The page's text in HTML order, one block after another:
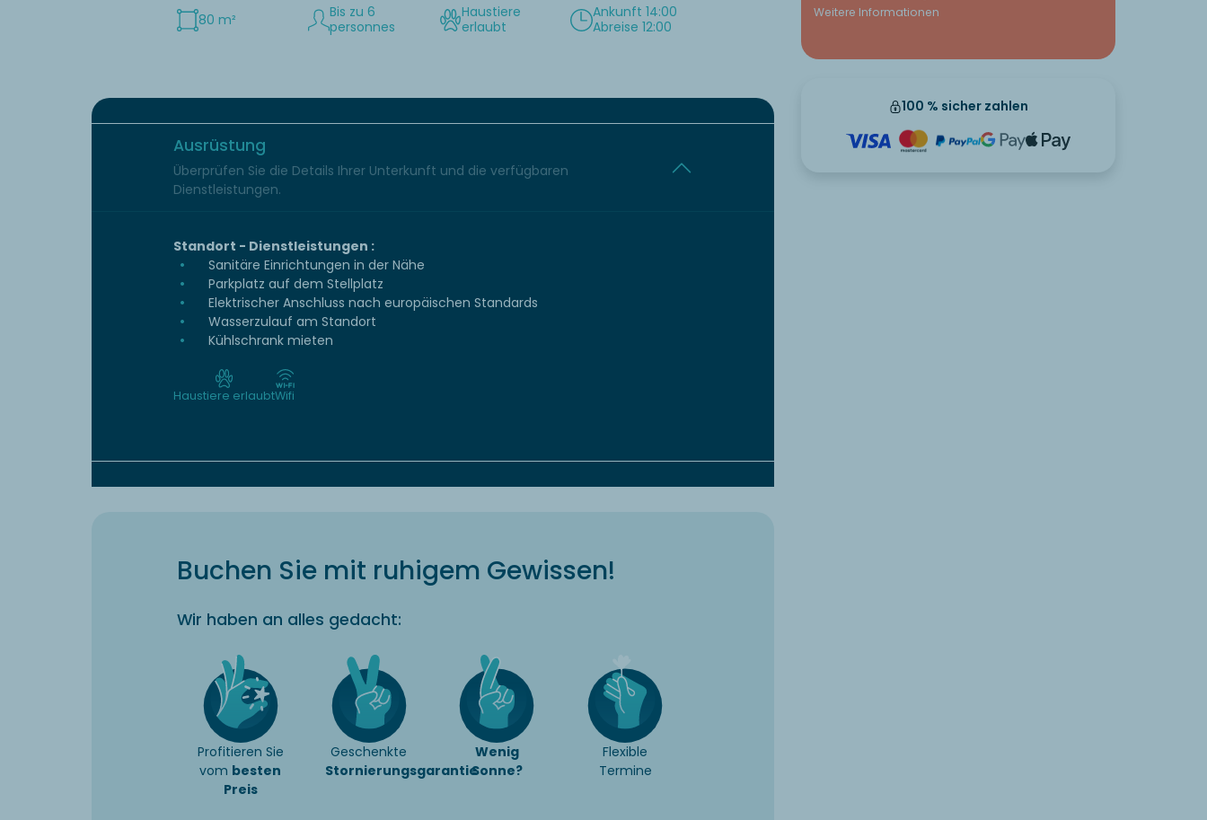
Weitere Informationen
100 % sicher zahlen
80 m²
Bis zu 6
personnes
Haustiere
erlaubt
Ankunft 14:00
Abreise 12:00
Ausrüstung
Überprüfen Sie die Details Ihrer Unterkunft und die verfügbaren
Dienstleistungen.
Standort - Dienstleistungen :
Sanitäre Einrichtungen in der Nähe
Parkplatz auf dem Stellplatz
Elektrischer Anschluss nach europäischen Standards
Wasserzulauf am Standort
Kühlschrank mieten
Haustiere erlaubtWifi
Buchen Sie mit ruhigem Gewissen!
Wir haben an alles gedacht:
Profitieren Sie
vom besten
Preis
Geschenkte
Stornierungsgarantie
Wenig
Sonne?
Flexible
Termine